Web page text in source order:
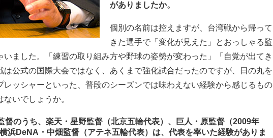
がありましたか。
個別の名前は控えますが、台湾戦から帰って
きた選手で「変化が見えた」とおっしゃる監
いました。「練習の取り組み方や野球の姿勢が変わった」「自覚が出てき
は公式の国際大会ではなく、あくまで強化試合だったのですが、日の丸を
レッシャーといった、普段のシーズンでは味わえない経験から感じるもの
いでしょうか。
のうち、楽天・星野監督（北京五輪代表）、巨人・原監督（2009年
浜DeNA・中畑監督（アテネ五輪代表）は、代表を率いた経験がありま